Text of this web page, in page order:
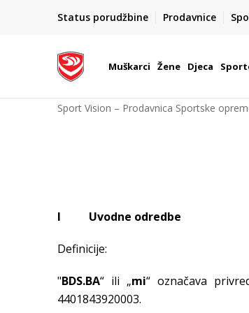
Status porudžbine Prodavnice
POZOVITE NAS NA : 055/
Pon-Pet od 9h - 16h
Muškarci Žene Djeca
Sport Vision – Prodavnica Sportske
I Uvodne odredbe
Definicije:
"BDS.BA“ ili „mi“ označava
4401843920003.